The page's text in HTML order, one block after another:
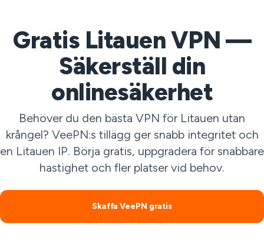
Gratis Litauen VPN —
Säkerställ din
onlinesäkerhet
Behöver du den bästa VPN för Litauen utan
krångel? VeePN:s tillägg ger snabb integritet och
en Litauen IP. Börja gratis, uppgradera för snabbare
hastighet och fler platser vid behov.
Skaffa VeePN gratis